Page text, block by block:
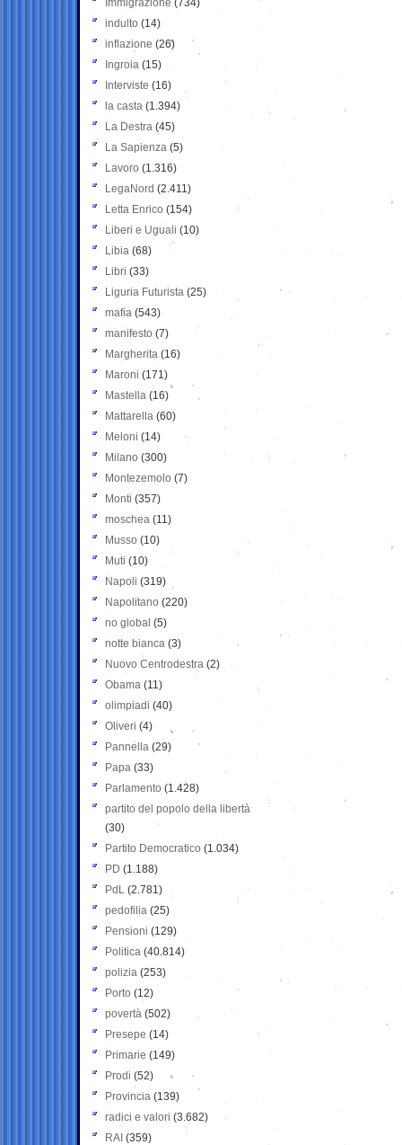
Immigrazione (734)
indulto (14)
inflazione (26)
Ingroia (15)
Interviste (16)
la casta (1.394)
La Destra (45)
La Sapienza (5)
Lavoro (1.316)
LegaNord (2.411)
Letta Enrico (154)
Liberi e Uguali (10)
Libia (68)
Libri (33)
Liguria Futurista (25)
mafia (543)
manifesto (7)
Margherita (16)
Maroni (171)
Mastella (16)
Mattarella (60)
Meloni (14)
Milano (300)
Montezemolo (7)
Monti (357)
moschea (11)
Musso (10)
Muti (10)
Napoli (319)
Napolitano (220)
no global (5)
notte bianca (3)
Nuovo Centrodestra (2)
Obama (11)
olimpiadi (40)
Oliveri (4)
Pannella (29)
Papa (33)
Parlamento (1.428)
partito del popolo della libertà
(30)
Partito Democratico (1.034)
PD (1.188)
PdL (2.781)
pedofilia (25)
Pensioni (129)
Politica (40.814)
polizia (253)
Porto (12)
povertà (502)
Presepe (14)
Primarie (149)
Prodi (52)
Provincia (139)
radici e valori (3.682)
RAI (359)